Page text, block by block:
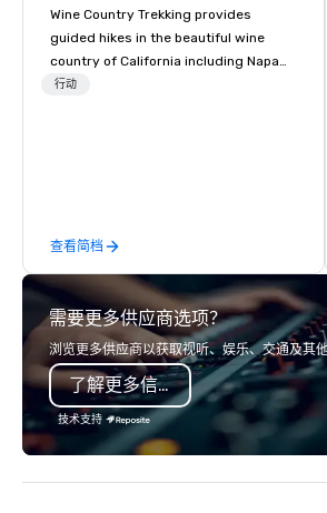
Wine Country Trekking provides
guided hikes in the beautiful wine
country of California including Napa
and Sonoma Valleys. These
day hikes we provide luxury self-
guided inn-to-in walking vacations
from the gateway City of San
Francisco to the California wine
country with a focus on superb hiking,
lodging, food and wine. We also have
a Monterey Bay Trek.
行动
查看简档
需要更多供应商选项？
浏览更多供应商以获取视听、娱乐、交通及其他
了解更多信息
技术支持